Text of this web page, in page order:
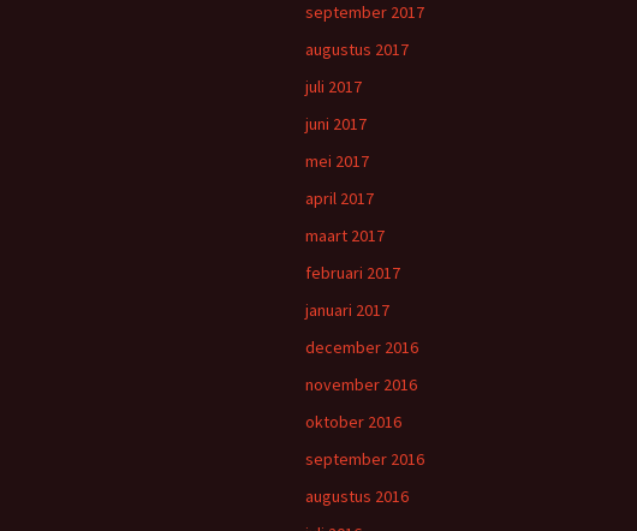
september 2017
augustus 2017
juli 2017
juni 2017
mei 2017
april 2017
maart 2017
februari 2017
januari 2017
december 2016
november 2016
oktober 2016
september 2016
augustus 2016